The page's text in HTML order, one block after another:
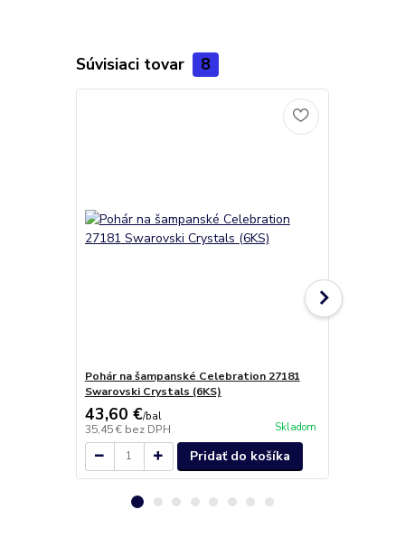
Súvisiaci tovar 8
Pohár na šampanské Celebration 27181
Swarovski Crystals (6KS)
43,60 €/bal
35,45 € bez DPH Skladom
Pridať do košíka